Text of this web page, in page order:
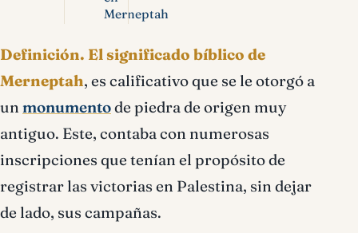
Merneptah
Definición. El significado bíblico de
Merneptah, es calificativo que se le otorgó a
un monumentode piedra de origen muy
antiguo. Este, contaba con numerosas
inscripciones que tenían el propósito de
registrar las victorias en Palestina, sin dejar
de lado, sus campañas.